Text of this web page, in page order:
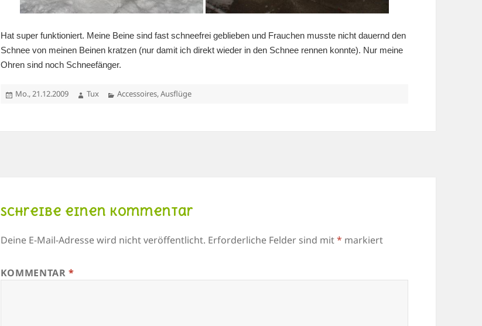
Hat super funktioniert. Meine Beine sind fast schneefrei geblieben und Frauchen musste nicht dauernd den
Schnee von meinen Beinen kratzen (nur damit ich direkt wieder in den Schnee rennen konnte). Nur meine
Ohren sind noch Schneefänger.
Veröffentlicht
Mo., 21.12.2009 Autor
Tux Kategorien
Accessoires,Ausflüge
Schreibe einen Kommentar
Deine E-Mail-Adresse wird nicht veröffentlicht. Erforderliche Felder sind mit* markiert
KOMMENTAR*